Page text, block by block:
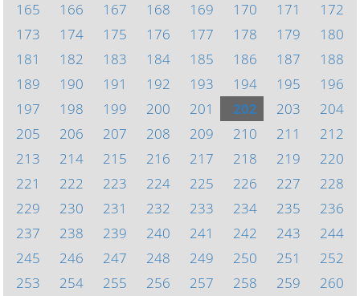
165
166 167 168 169 170 171
172
173
174 175 176 177 178 179
180
181
182 183 184 185 186 187
188
189
190 191 192 193 194 195
196
197
198 199 200 201 202 203
204
205
206 207 208 209 210 211
212
213
214 215 216 217 218 219
220
221
222 223 224 225 226 227
228
229
230 231 232 233 234 235
236
237
238 239 240 241 242 243
244
245
246 247 248 249 250 251
252
253
254 255 256 257 258 259
260